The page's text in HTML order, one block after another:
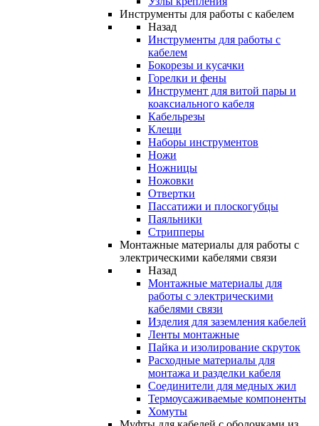
Инструменты для работы с кабелем
Назад
Инструменты для работы с
кабелем
Бокорезы и кусачки
Горелки и фены
Инструмент для витой пары и
коаксиального кабеля
Кабельрезы
Клещи
Наборы инструментов
Ножи
Ножницы
Ножовки
Отвертки
Пассатижи и плоскогубцы
Паяльники
Стрипперы
Монтажные материалы для работы с
электрическими кабелями связи
Назад
Монтажные материалы для
работы с электрическими
кабелями связи
Изделия для заземления кабелей
Ленты монтажные
Пайка и изолирование скруток
Расходные материалы для
монтажа и разделки кабеля
Соединители для медных жил
Термоусаживаемые компоненты
Хомуты